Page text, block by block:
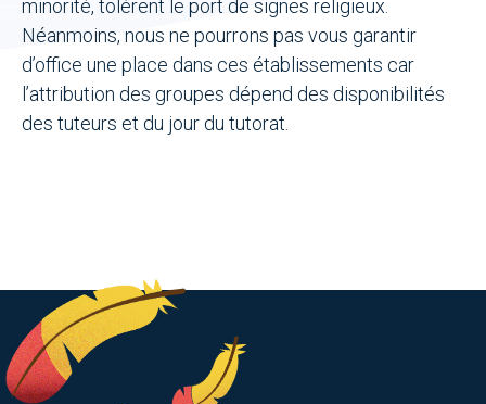
DEVENIR TUTEUR
minorité, tolèrent le port de signes religieux.
Néanmoins, nous ne pourrons pas vous garantir
d’office une place dans ces établissements car
l’attribution des groupes dépend des disponibilités
des tuteurs et du jour du tutorat.